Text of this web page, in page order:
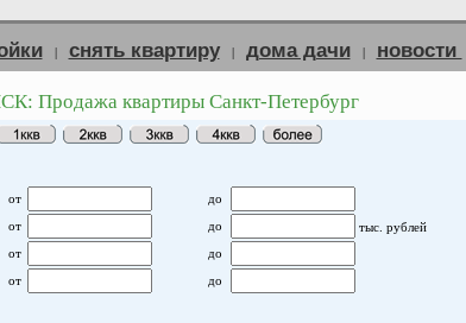
| снять квартиру | дома дачи | новости
Продажа квартиры Санкт-Петербург
от до
от до тыс. рублей
от до
от до